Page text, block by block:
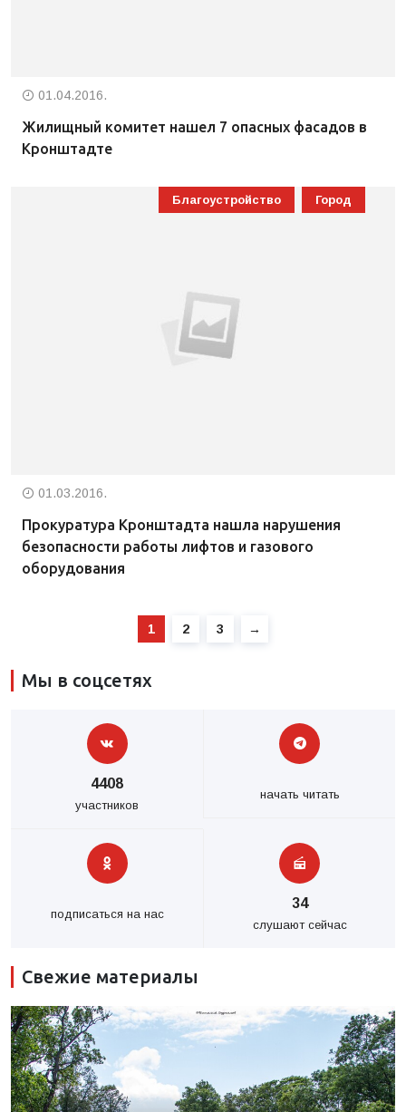
01.04.2016.
Жилищный комитет нашел 7 опасных фасадов в
Кронштадте
Благоустройство Город
01.03.2016.
Прокуратура Кронштадта нашла нарушения
безопасности работы лифтов и газового
оборудования
1 2 3 →
Мы в соцсетях
4408
участников
начать читать
подписаться на нас
34
слушают сейчас
Свежие материалы